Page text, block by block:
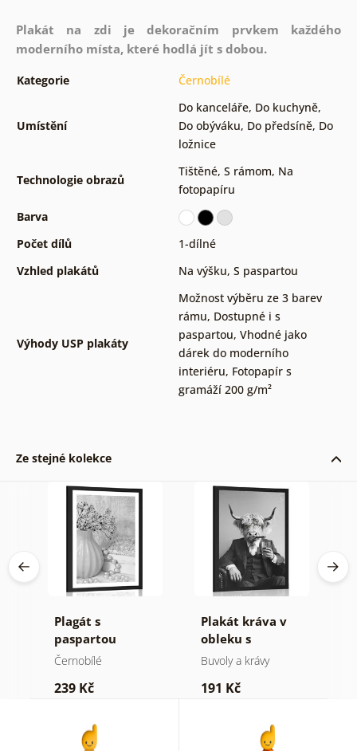
Plakát na zdi je dekoračním prvkem každého
moderního místa, které hodlá jít s dobou.
Kategorie Černobílé
Umístění
Do kanceláře, Do kuchyně,
Do obýváku, Do předsíně, Do
ložnice
Technologie obrazů
Tištěné, S rámom, Na
fotopapíru
Barva
Počet dílů
1-dílné
Vzhled plakátů
Na výšku, S paspartou
Výhody USP plakáty
Možnost výběru ze 3 barev
rámu, Dostupné i s
paspartou, Vhodné jako
dárek do moderního
interiéru, Fotopapír s
gramáží 200 g/m²
Ze stejné kolekce
Plagát s
paspartou
luxusní zátiší v
provedení
Černobílé
239 Kč
Plakát kráva v
obleku s
doutníkem a
Buvoly a krávy
191 Kč